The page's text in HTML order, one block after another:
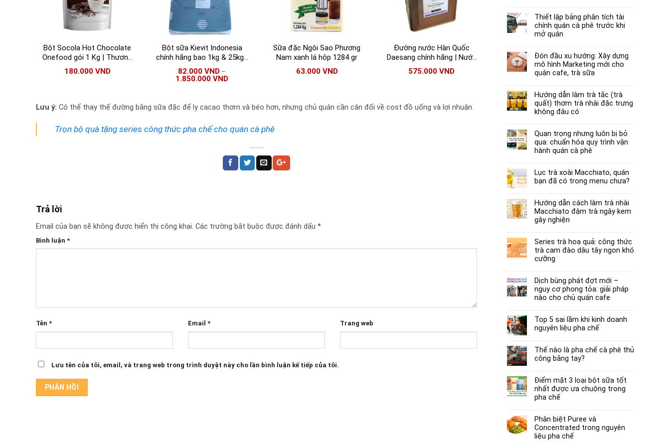
Bột Socola Hot Chocolate
Onefood gói 1 Kg | Thương
hiệu Việt
180.000 VND
Bột sữa Kievit Indonesia
chính hãng bao 1kg & 25kg |
Bột Indo Kievit Vana Blanca
82.000VND –
1.850.000VND
Sữa đặc Ngôi Sao Phương
Nam xanh lá hộp 1284 gr
63.000 VND
Đường nước Hàn Quốc
Daesang chính hãng | Nước
đường Daesang nhập khẩu
575.000VND
Lưu ý: Có thể thay thế đường bằng sữa đặc để ly cacao thơm và béo hơn, nhưng chủ quán cần cân đối về cost đồ uống và lợi nhuận.
Trọn bộ quà tặng series công thức pha chế cho quán cà phê
Trả lời
Email của bạn sẽ không được hiển thị công khai. Các trường bắt buộc được đánh dấu *
Bình luận *
Tên * Email * Trang web
Lưu tên của tôi, email, và trang web trong trình duyệt này cho lần bình luận kế tiếp của tôi.
Thiết lập bảng phân tích tài
chính quán cà phê trước khi
mở quán
Đón đầu xu hướng: Xây dựng
mô hình Marketing mới cho
quán cafe, trà sữa
Hướng dẫn làm trà tắc (trà
quất) thơm trà nhài đặc trưng
không đâu có
Quan trọng nhưng luôn bị bỏ
qua: chuẩn hóa quy trình vận
hành quán cà phê
Lục trà xoài Macchiato, quán
bạn đã có trong menu chưa?
Hướng dẫn cách làm trà nhài
Macchiato đậm trà ngậy kem
gây nghiện
Series trà hoa quả: công thức
trà cam đào dâu tây ngon khó
cưỡng
Dịch bùng phát đợt mới –
nguy cơ phong tỏa: giải pháp
nào cho chủ quán cafe
Top 5 sai lầm khi kinh doanh
nguyên liệu pha chế
Thế nào là pha chế cà phê thủ
công bằng tay?
Điểm mặt 3 loại bột sữa tốt
nhất được ưa chuộng trong
pha chế
Phân biệt Puree và
Concentrated trong nguyên
liệu pha chế